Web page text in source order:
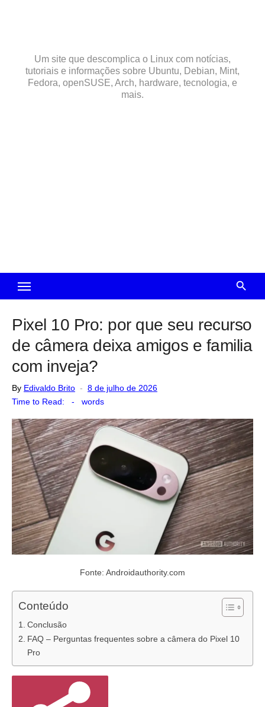
Um site que descomplica o Linux com notícias,
tutoriais e informações sobre Ubuntu, Debian, Mint,
Fedora, openSUSE, Arch, hardware, tecnologia, e
mais.
Pixel 10 Pro: por que seu recurso
de câmera deixa amigos e familia
com inveja?
By Edivaldo Brito
Posted
8 de julho de 2026
Time to Read:
- words
Fonte: Androidauthority.com
Conteúdo
Conclusão
FAQ – Perguntas frequentes sobre a câmera do Pixel 10
Pro